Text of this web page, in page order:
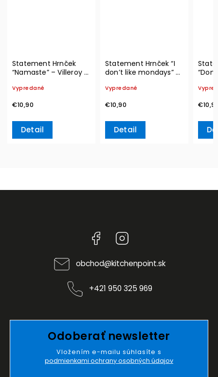
Statement Hrnček
“Namaste” – Villeroy &
Vypredané
€10,90
Detail
Statement Hrnček “I
don’t like mondays” –
Vypredané
€10,90
Detail
Facebook
obchod@kitchenpoint.sk
+421 950 325 969
Odoberať newsletter
Vložením e-mailu súhlasíte s
podmienkami ochrany osobných údajov